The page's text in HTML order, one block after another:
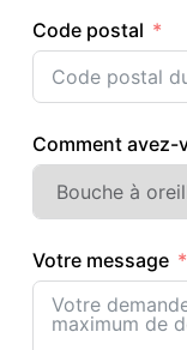
Code postal
Comment avez-
Votre message